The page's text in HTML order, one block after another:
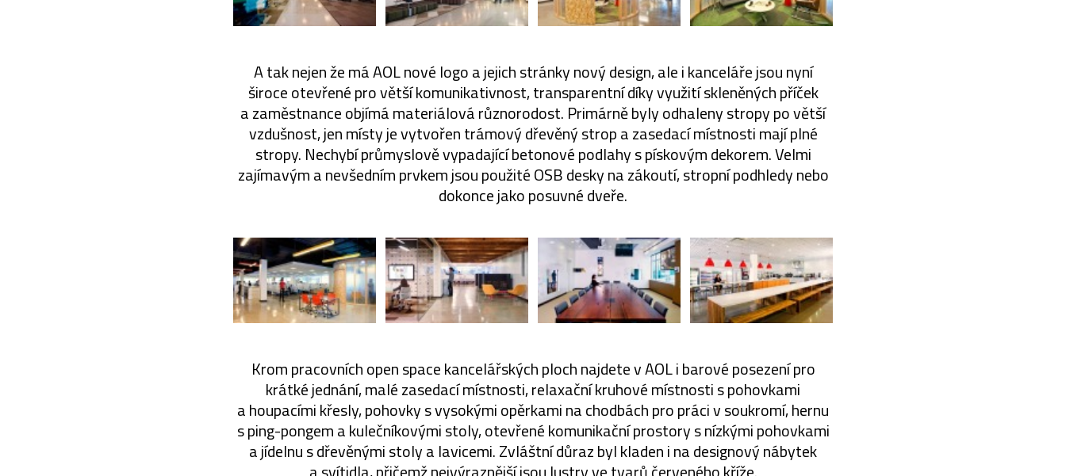
A tak nejen že má AOL nové logo a jejich stránky nový design, ale i kanceláře jsou nyní
široce otevřené pro větší komunikativnost, transparentní díky využití skleněných příček
a zaměstnance objímá materiálová různorodost. Primárně byly odhaleny stropy po větší
vzdušnost, jen místy je vytvořen trámový dřevěný strop a zasedací místnosti mají plné
stropy. Nechybí průmyslově vypadající betonové podlahy s pískovým dekorem. Velmi
zajímavým a nevšedním prvkem jsou použité OSB desky na zákoutí, stropní podhledy nebo
dokonce jako posuvné dveře.
Krom pracovních open space kancelářských ploch najdete v AOL i barové posezení pro
krátké jednání, malé zasedací místnosti, relaxační kruhové místnosti s pohovkami
a houpacími křesly, pohovky s vysokými opěrkami na chodbách pro práci v soukromí, hernu
s ping-pongem a kulečníkovými stoly, otevřené komunikační prostory s nízkými pohovkami
a jídelnu s dřevěnými stoly a lavicemi. Zvláštní důraz byl kladen i na designový nábytek